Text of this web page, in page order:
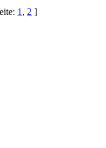
1 , 2 ]